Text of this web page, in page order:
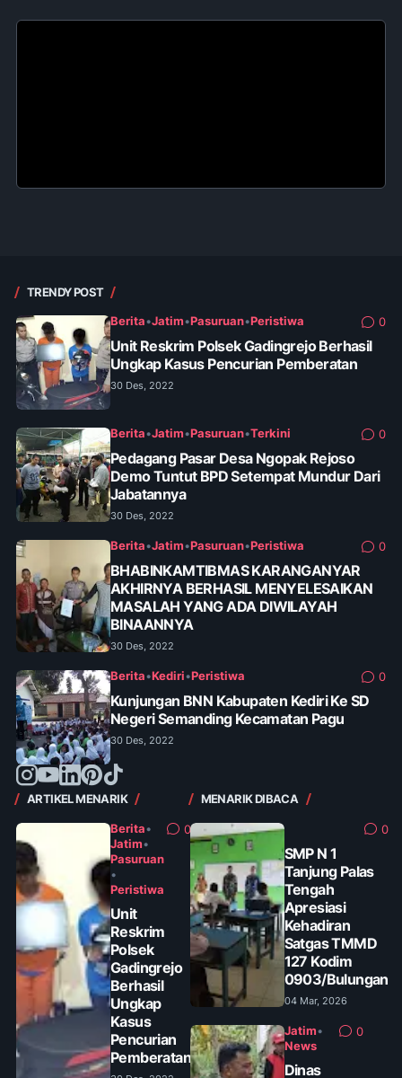
TRENDY POST
Berita•Jatim•Pasuruan•Peristiwa 0
Unit Reskrim Polsek Gadingrejo Berhasil
Ungkap Kasus Pencurian Pemberatan
30 Des, 2022
Berita•Jatim•Pasuruan•Terkini 0
Pedagang Pasar Desa Ngopak Rejoso
Demo Tuntut BPD Setempat Mundur Dari
Jabatannya
30 Des, 2022
Berita•Jatim•Pasuruan•Peristiwa 0
BHABINKAMTIBMAS KARANGANYAR
AKHIRNYA BERHASIL MENYELESAIKAN
MASALAH YANG ADA DIWILAYAH
BINAANNYA
30 Des, 2022
Berita•Kediri•Peristiwa 0
Kunjungan BNN Kabupaten Kediri Ke SD
Negeri Semanding Kecamatan Pagu
30 Des, 2022
ARTIKEL MENARIK
Berita•
Jatim•
Pasuruan
•
Peristiwa
0
Unit
Reskrim
Polsek
Gadingrejo
Berhasil
Ungkap
Kasus
Pencurian
Pemberatan
MENARIK DIBACA
0
SMP N 1
Tanjung Palas
Tengah
Apresiasi
Kehadiran
Satgas TMMD
127 Kodim
0903/Bulungan
04 Mar, 2026
Jatim•
News
0
Dinas